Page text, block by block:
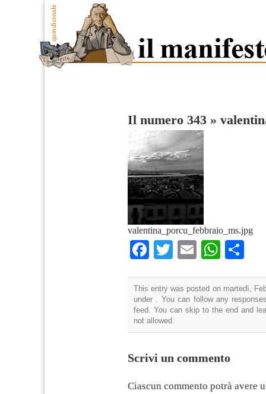
Il numero 343 »
valentina_porcu_febbraio_ms.jpg
Facebook
TwitterEmail
This entry was posted on martedì,
under . You can follow any
feed. You can skip to the end and
not allowed.
Scrivi un commento
Ciascun commento potrà avere